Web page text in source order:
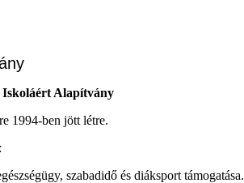
Alapítvány
1994-ben jött létre.
szabadidő és diáksport támogatása.